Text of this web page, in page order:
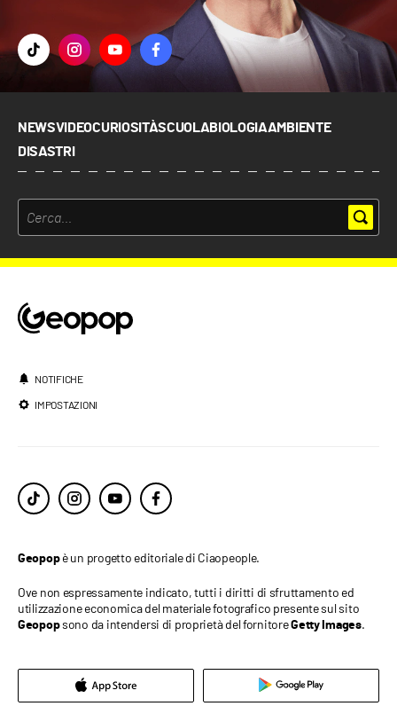
NEWSVIDEOCURIOSITÀSCUOLABIOLOGIAAMBIENTE
DISASTRI
NOTIFICHE
IMPOSTAZIONI
Geopopè un progetto editoriale di Ciaopeople.
Ove non espressamente indicato, tutti i diritti di sfruttamento ed
utilizzazione economica del materiale fotografico presente sul sito
Geopopsono da intendersi di proprietà del fornitoreGetty Images.